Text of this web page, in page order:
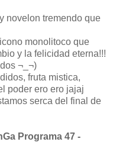
novelon tremendo que
monolitoco que
y la felicidad eterna!!!
¬_¬)
fruta mistica,
poder ero ero jajaj
serca del final de
Programa 47 -